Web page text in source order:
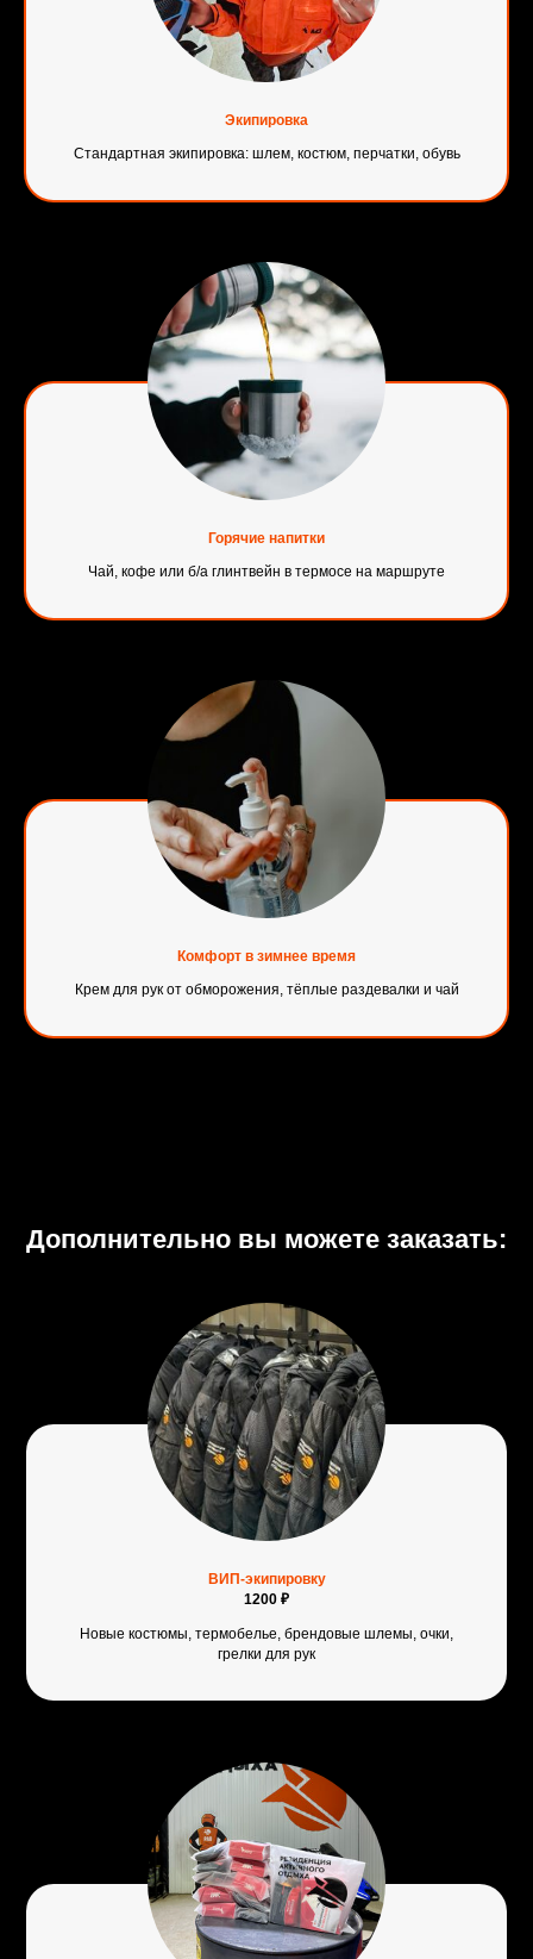
Экипировка
Стандартная экипировка: шлем, костюм, перчатки, обувь
Горячие напитки
Чай, кофе или б/а глинтвейн в термосе на маршруте
Комфорт в зимнее время
Крем для рук от обморожения, тёплые раздевалки и чай
Дополнительно вы можете заказать:
ВИП-экипировку
1200 ₽
Новые костюмы, термобелье, брендовые шлемы, очки,
грелки для рук